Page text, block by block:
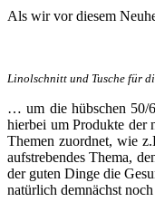
Als wir vor diesem
Linolschnitt und Tusche für
… um die hübschen 50/
hierbei um Produkte der
Themen zuordnet, wie
aufstrebendes Thema,
der guten Dinge die
natürlich demnächst